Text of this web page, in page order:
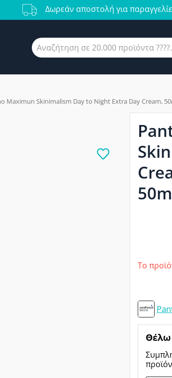
Δωρεάν αποστολή για
Maximun Skinimalism Day to Night Extra Day Cream,
Το
Θέλω
προϊόν